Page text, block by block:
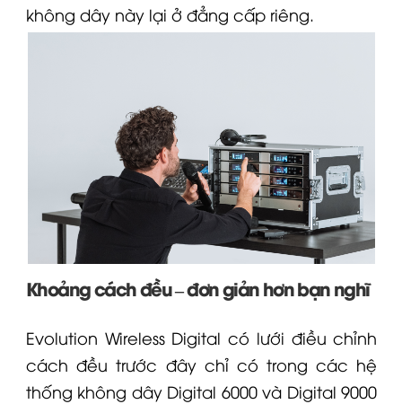
không dây này lại ở đẳng cấp riêng.
Khoảng cách đều – đơn giản hơn bạn nghĩ
Evolution Wireless Digital có lưới điều chỉnh
cách đều trước đây chỉ có trong các hệ
thống không dây Digital 6000và Digital 9000